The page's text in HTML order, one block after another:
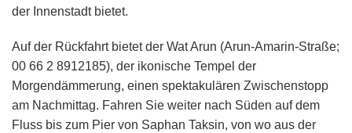
der Innenstadt bietet.
Auf der Rückfahrt bietet der Wat Arun (Arun-Amarin-Straße;
00 66 2 8912185), der ikonische Tempel der
Morgendämmerung, einen spektakulären Zwischenstopp
am Nachmittag. Fahren Sie weiter nach Süden auf dem
Fluss bis zum Pier von Saphan Taksin, von wo aus der